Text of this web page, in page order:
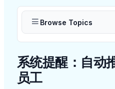
Browse Topics
系统提醒：自动
员工